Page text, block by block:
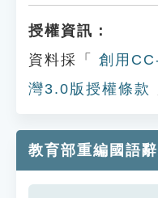
授權資訊：
資料採「
創用
灣3.0版授權條款
教育部重編國語